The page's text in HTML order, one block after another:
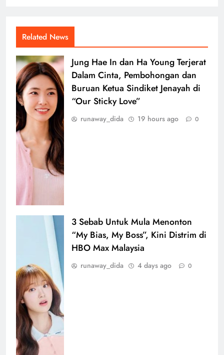
Related News
Jung Hae In dan Ha Young Terjerat
Dalam Cinta, Pembohongan dan
Buruan Ketua Sindiket Jenayah di
“Our Sticky Love”
runaway_dida 19 hours ago 0
3 Sebab Untuk Mula Menonton
“My Bias, My Boss”, Kini Distrim di
HBO Max Malaysia
runaway_dida 4 days ago 0